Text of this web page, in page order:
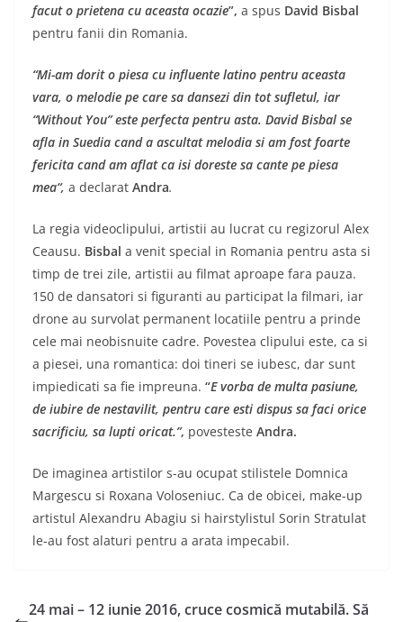
facut o prietena cu aceasta ocazie”, a spus David Bisbal
pentru fanii din Romania.
“Mi-am dorit o piesa cu influente latino pentru aceasta
vara, o melodie pe care sa dansezi din tot sufletul, iar
“Without You” este perfecta pentru asta. David Bisbal se
afla in Suedia cand a ascultat melodia si am fost foarte
fericita cand am aflat ca isi doreste sa cante pe piesa
mea“, a declarat Andra.
La regia videoclipului, artistii au lucrat cu regizorul Alex
Ceausu. Bisbal a venit special in Romania pentru asta si
timp de trei zile, artistii au filmat aproape fara pauza.
150 de dansatori si figuranti au participat la filmari, iar
drone au survolat permanent locatiile pentru a prinde
cele mai neobisnuite cadre. Povestea clipului este, ca si
a piesei, una romantica: doi tineri se iubesc, dar sunt
impiedicati sa fie impreuna. “E vorba de multa pasiune,
de iubire de nestavilit, pentru care esti dispus sa faci orice
sacrificiu, sa lupti oricat.”, povesteste Andra.
De imaginea artistilor s-au ocupat stilistele Domnica
Margescu si Roxana Voloseniuc. Ca de obicei, make-up
artistul Alexandru Abagiu si hairstylistul Sorin Stratulat
le-au fost alaturi pentru a arata impecabil.
24 mai – 12 iunie 2016, cruce cosmică mutabilă. Să